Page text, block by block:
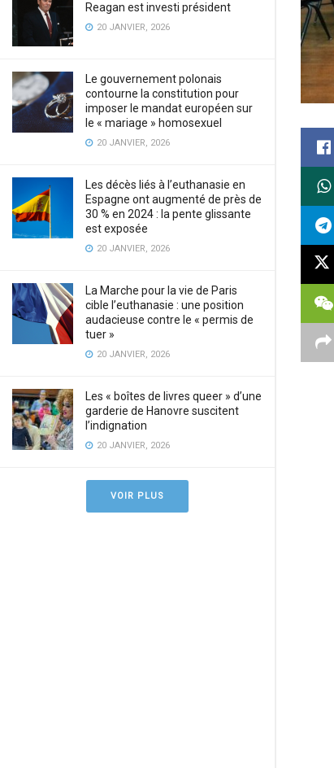
Reagan est investi président
20 JANVIER, 2026
Le gouvernement polonais
contourne la constitution pour
imposer le mandat européen sur
le « mariage » homosexuel
20 JANVIER, 2026
Les décès liés à l’euthanasie en
Espagne ont augmenté de près de
30 % en 2024 : la pente glissante
est exposée
20 JANVIER, 2026
La Marche pour la vie de Paris
cible l’euthanasie : une position
audacieuse contre le « permis de
tuer »
20 JANVIER, 2026
Les « boîtes de livres queer » d’une
garderie de Hanovre suscitent
l’indignation
20 JANVIER, 2026
VOIR PLUS